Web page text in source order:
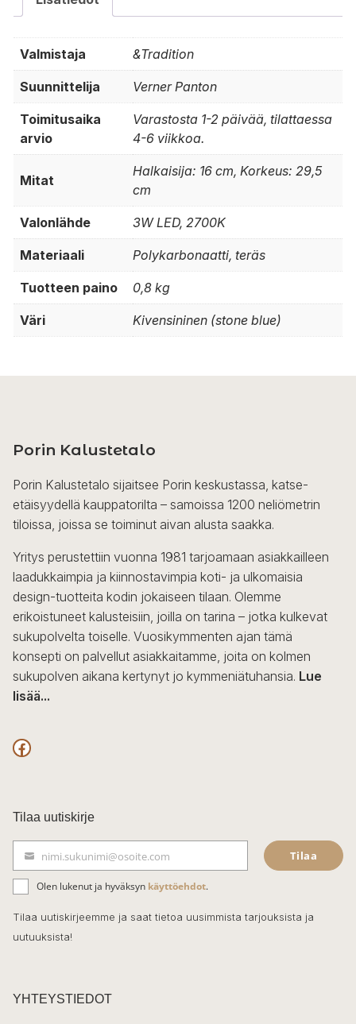
Valmistaja &Tradition
Suunnittelija Verner Panton
Toimitusaika
arvio
Varastosta 1-2 päivää, tilattaessa
4-6 viikkoa.
Mitat
Halkaisija: 16 cm, Korkeus: 29,5
cm
Valonlähde 3W LED, 2700K
Materiaali Polykarbonaatti, teräs
Tuotteen paino 0,8 kg
Väri Kivensininen (stone blue)
Porin Kalustetalo
Porin Kalustetalo sijaitsee Porin keskustassa, katse-
etäisyydellä kauppatorilta – samoissa 1200 neliömetrin
tiloissa, joissa se toiminut aivan alusta saakka.
Yritys perustettiin vuonna 1981 tarjoamaan asiakkailleen
laadukkaimpia ja kiinnostavimpia koti- ja ulkomaisia
design-tuotteita kodin jokaiseen tilaan. Olemme
erikoistuneet kalusteisiin, joilla on tarina – jotka kulkevat
sukupolvelta toiselle. Vuosikymmenten ajan tämä
konsepti on palvellut asiakkaitamme, joita on kolmen
sukupolven aikana kertynyt jo kymmeniätuhansia. Lue
lisää...
F
c
e
b
o
o
k
Tilaa uutiskirje
ä
h
k
t
nimi.sukunimi@osoite.com Tilaa
Olen lukenut ja hyväksyn käyttöehdot.
Tilaa uutiskirjeemme ja saat tietoa uusimmista tarjouksista ja
uutuuksista!
YHTEYSTIEDOT